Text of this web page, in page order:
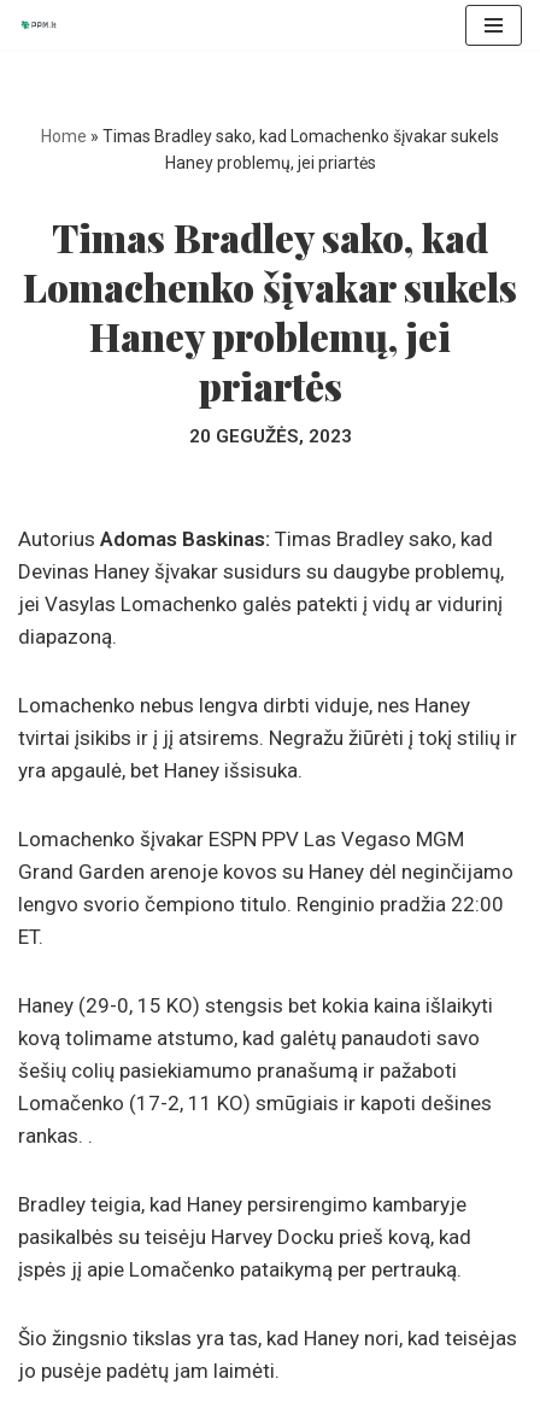
content
Home » Timas Bradley sako, kad Lomachenko šįvakar sukels
Haney problemų, jei priartės
Timas Bradley sako, kad
Lomachenko šįvakar sukels
Haney problemų, jei
priartės
20 GEGUŽĖS, 2023
Autorius Adomas Baskinas: Timas Bradley sako, kad
Devinas Haney šįvakar susidurs su daugybe problemų,
jei Vasylas Lomachenko galės patekti į vidų ar vidurinį
diapazoną.
Lomachenko nebus lengva dirbti viduje, nes Haney
tvirtai įsikibs ir į jį atsirems. Negražu žiūrėti į tokį stilių ir
yra apgaulė, bet Haney išsisuka.
Lomachenko šįvakar ESPN PPV Las Vegaso MGM
Grand Garden arenoje kovos su Haney dėl neginčijamo
lengvo svorio čempiono titulo. Renginio pradžia 22:00
ET.
Haney (29-0, 15 KO) stengsis bet kokia kaina išlaikyti
kovą tolimame atstumo, kad galėtų panaudoti savo
šešių colių pasiekiamumo pranašumą ir pažaboti
Lomačenko (17-2, 11 KO) smūgiais ir kapoti dešines
rankas. .
Bradley teigia, kad Haney persirengimo kambaryje
pasikalbės su teisėju Harvey Docku prieš kovą, kad
įspės jį apie Lomačenko pataikymą per pertrauką.
Šio žingsnio tikslas yra tas, kad Haney nori, kad teisėjas
jo pusėje padėtų jam laimėti.